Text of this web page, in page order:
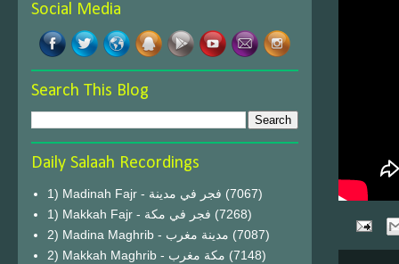
Social Media
Search This Blog
Daily Salaah Recordings
1) Madinah Fajr - فجر في مدينة (7067)
1) Makkah Fajr - فجر في مكة (7268)
2) Madina Maghrib - مدينة مغرب (7087)
2) Makkah Maghrib - مكة مغرب (7148)